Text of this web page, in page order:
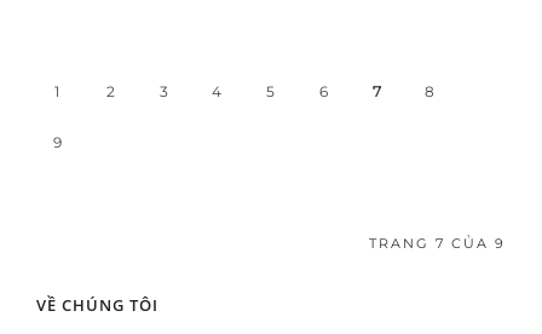
1 2 3 4 5 6 7 8
9
TRANG 7 CỦA 9
VỀ CHÚNG TÔI